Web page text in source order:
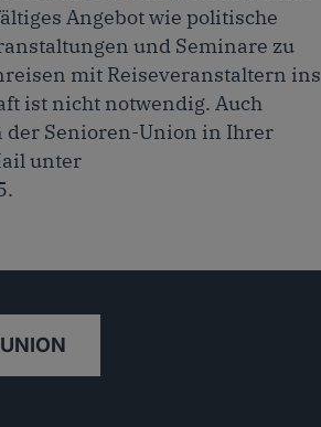
Angebot wie politische
und Seminare zu
mit Reiseveranstaltern ins
ist nicht notwendig. Auch
der Senioren-Union in Ihrer
unter